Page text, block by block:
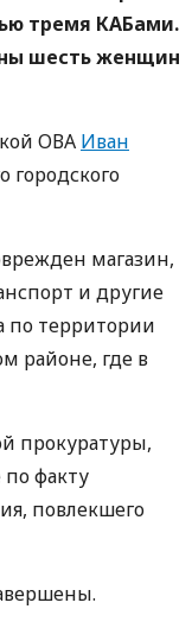
тремя КАБами.
шесть женщин
ОВА Иван
городского
магазин,
и другие
по территории
районе, где в
прокуратуры,
по факту
повлекшего